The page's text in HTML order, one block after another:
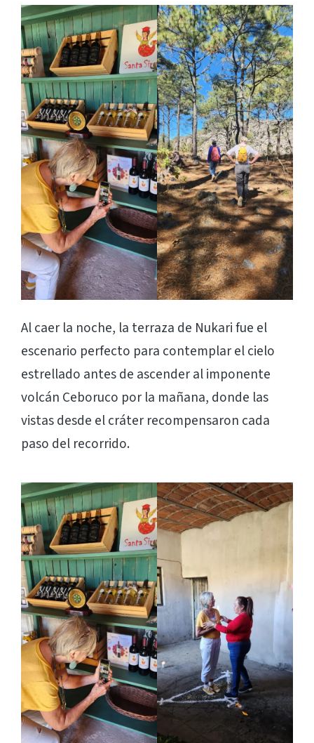
Al caer la noche, la terraza de Nukari fue el
escenario perfecto para contemplar el cielo
estrellado antes de ascender al imponente
volcán Ceboruco por la mañana, donde las
vistas desde el cráter recompensaron cada
paso del recorrido.